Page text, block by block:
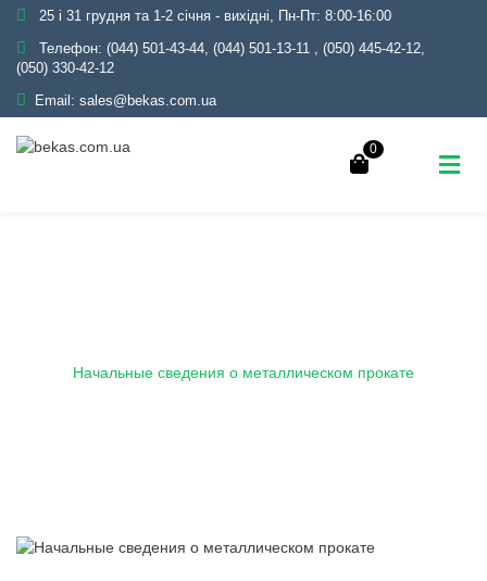
25 і 31 грудня та 1-2 січня - вихідні, Пн-Пт: 8:00-16:00
Телефон: (044) 501-43-44, (044) 501-13-11 , (050) 445-42-12,
(050) 330-42-12
Email: sales@bekas.com.ua
0
Начальные сведения о металлическом прокате